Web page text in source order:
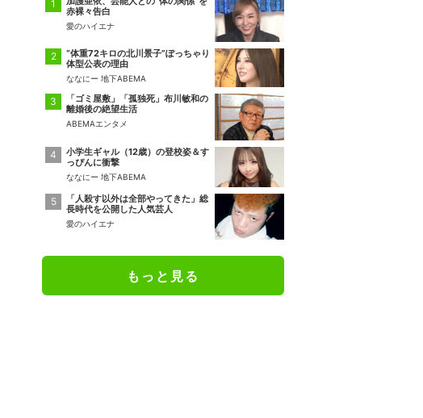
赤裸々告白
愛のハイエナ
“体重72キロの北川景子”ぽっちゃり
体型公表の理由
ななにー 地下ABEMA
「ゴミ屋敷」「孤独死」布川敏和の
離婚後の絶望生活
ABEMAエンタメ
小学生ギャル（12歳）の登校姿＆す
っぴんに衝撃
ななにー 地下ABEMA
「人殺す以外は全部やってきた」総
長時代を公開した人気芸人
愛のハイエナ
もっと見る